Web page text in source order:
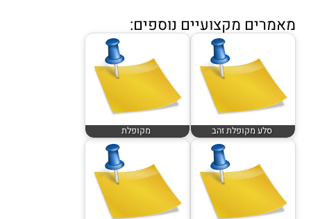
מאמרים מקצועיים נוספים:
סלע מקופלת זהב מקופלת